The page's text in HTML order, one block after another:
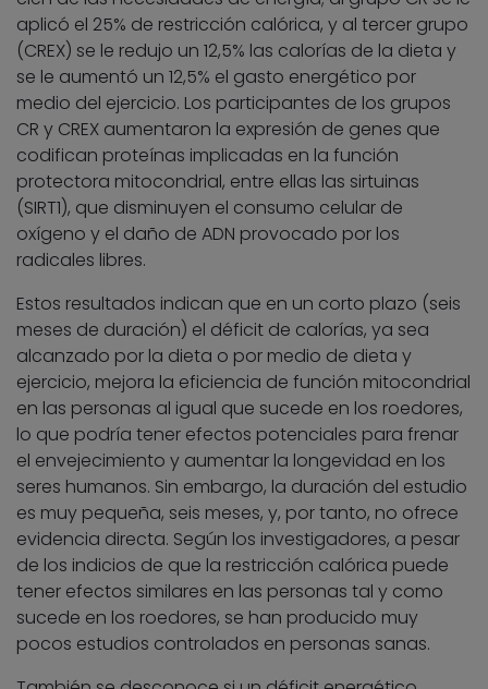
aplicó el 25% de restricción calórica, y al tercer grupo
(CREX) se le redujo un 12,5% las calorías de la dieta y
se le aumentó un 12,5% el gasto energético por
medio del ejercicio. Los participantes de los grupos
CR y CREX aumentaron la expresión de genes que
codifican proteínas implicadas en la función
protectora mitocondrial, entre ellas las sirtuinas
(SIRT1), que disminuyen el consumo celular de
oxígeno y el daño de ADN provocado por los
radicales libres.
Estos resultados indican que en un corto plazo (seis
meses de duración) el déficit de calorías, ya sea
alcanzado por la dieta o por medio de dieta y
ejercicio, mejora la eficiencia de función mitocondrial
en las personas al igual que sucede en los roedores,
lo que podría tener efectos potenciales para frenar
el envejecimiento y aumentar la longevidad en los
seres humanos. Sin embargo, la duración del estudio
es muy pequeña, seis meses, y, por tanto, no ofrece
evidencia directa. Según los investigadores, a pesar
de los indicios de que la restricción calórica puede
tener efectos similares en las personas tal y como
sucede en los roedores, se han producido muy
pocos estudios controlados en personas sanas.